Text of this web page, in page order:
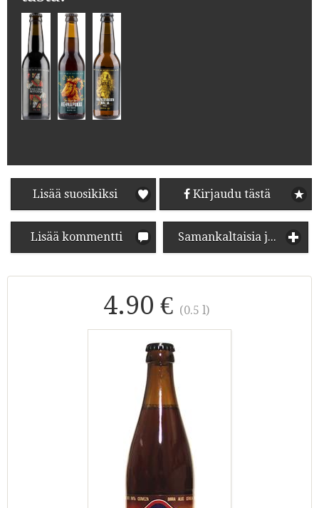
Lisää suosikiksi Kirjaudu tästä
Lisää kommentti Samankaltaisia juomia
4.90 € (0.5 l)